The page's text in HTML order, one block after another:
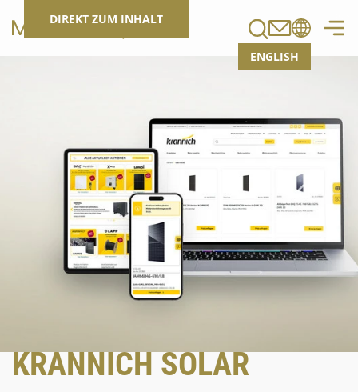
DIREKT ZUM INHALT
ENGLISH
KRANNICH SOLAR